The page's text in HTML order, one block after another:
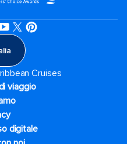
Cruises
viaggio
digitale